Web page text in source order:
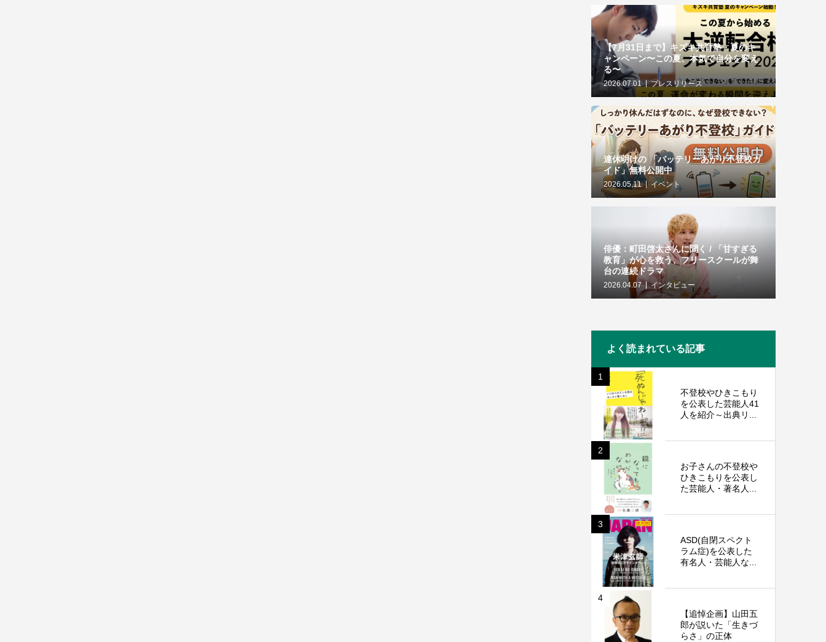
【7月31日まで】キズキ共育塾・夏のキ
ャンペーン〜この夏、本気で自分を変え
る〜
2026.07.01 プレスリリース
連休明けの 「バッテリーあがり不登校ガ
イド」無料公開中
2026.05.11 イベント
俳優：町田啓太さんに聞く / 「甘すぎる
教育」が心を救う、フリースクールが舞
台の連続ドラマ
2026.04.07 インタビュー
よく読まれている記事
1
不登校やひきこもり
を公表した芸能人41
人を紹介～出典リ...
2
お子さんの不登校や
ひきこもりを公表し
た芸能人・著名人...
3
ASD(自閉スペクト
ラム症)を公表した
有名人・芸能人な...
4
【追悼企画】山田五
郎が説いた「生きづ
らさ」の正体